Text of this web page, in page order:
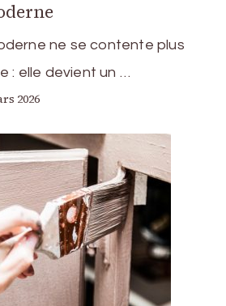
ne se contente plus
: elle devient un …
2026